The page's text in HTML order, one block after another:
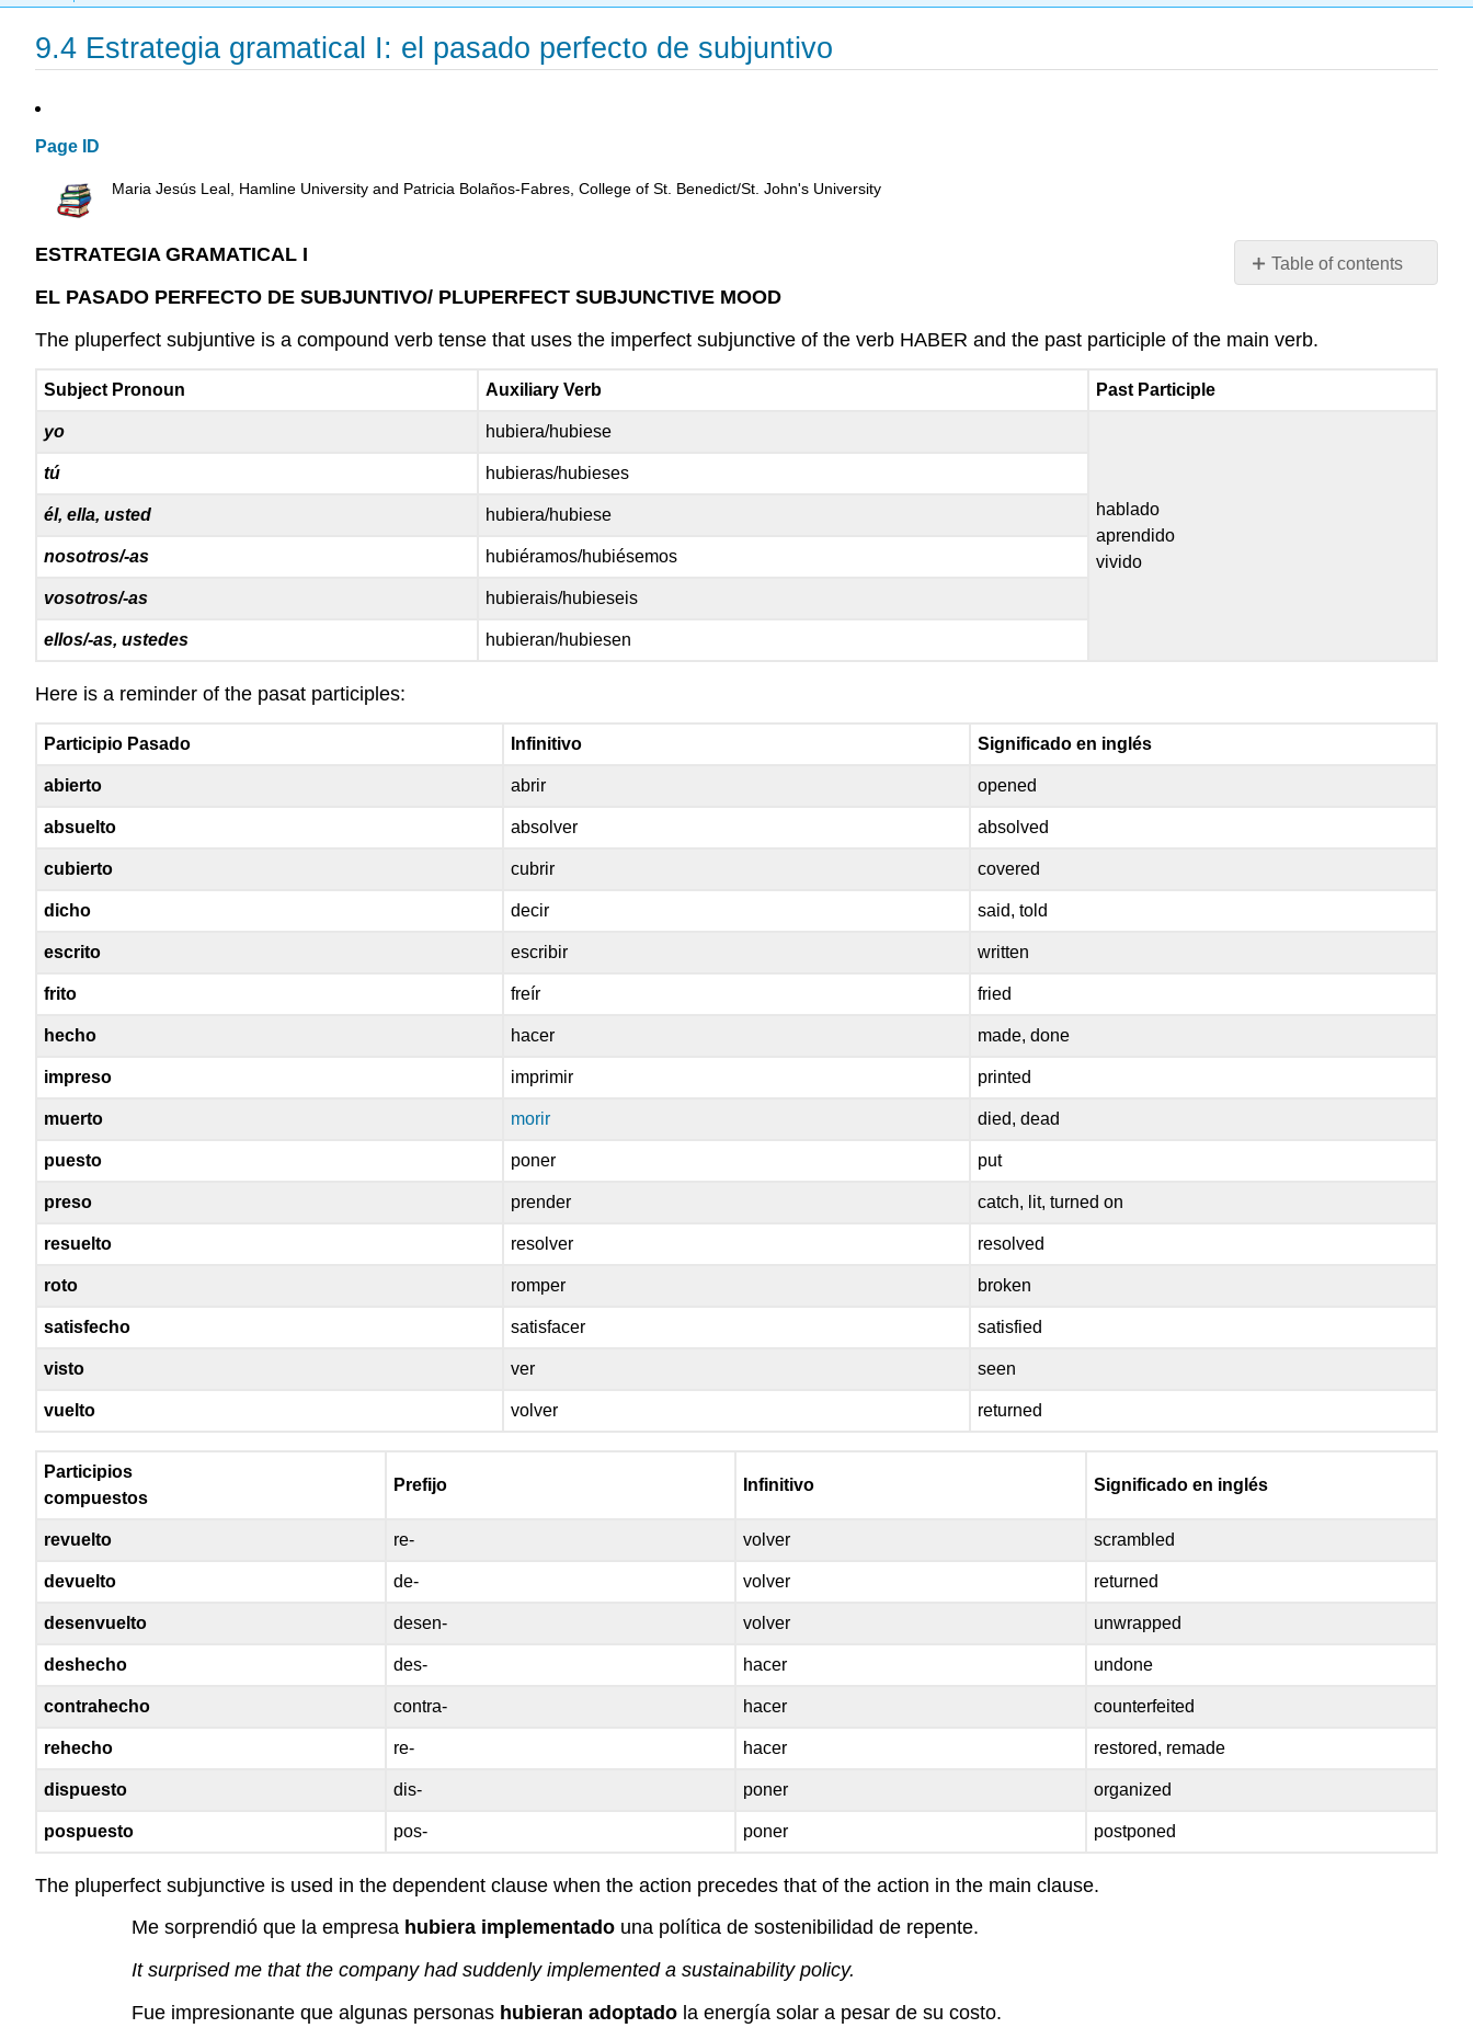
9.4 Estrategia gramatical I: el pasado perfecto de subjuntivo
Page ID
Maria Jesús Leal, Hamline University and Patricia Bolaños-Fabres, College of St. Benedict/St. John's University
Table of contents
No
ESTRATEGIA GRAMATICAL I
EL PASADO PERFECTO DE SUBJUNTIVO/ PLUPERFECT SUBJUNCTIVE MOOD
The pluperfect subjuntive is a compound verb tense that uses the imperfect subjunctive of the verb HABER and the past participle of the main verb.
Subject Pronoun Auxiliary Verb Past Participle
yo hubiera/hubiese
hablado
aprendido
vivido
tú hubieras/hubieses
él, ella, usted hubiera/hubiese
nosotros/-as hubiéramos/hubiésemos
vosotros/-as hubierais/hubieseis
ellos/-as, ustedes hubieran/hubiesen
Here is a reminder of the pasat participles:
Participio Pasado Infinitivo Significado en inglés
abierto abrir opened
absuelto absolver absolved
cubierto cubrir covered
dicho decir said, told
escrito escribir written
frito freír fried
hecho hacer made, done
impreso imprimir printed
muerto morir died, dead
puesto poner put
preso prender catch, lit, turned on
resuelto resolver resolved
roto romper broken
satisfecho satisfacer satisfied
visto ver seen
vuelto volver returned
Participios
compuestos
Prefijo Infinitivo Significado en inglés
revuelto re- volver scrambled
devuelto de- volver returned
desenvuelto desen- volver unwrapped
deshecho des- hacer undone
contrahecho contra- hacer counterfeited
rehecho re- hacer restored, remade
dispuesto dis- poner organized
pospuesto pos- poner postponed
The pluperfect subjunctive is used in the dependent clause when the action precedes that of the action in the main clause.
Me sorprendió que la empresa hubiera implementado una política de sostenibilidad de repente.
It surprised me that the company had suddenly implemented a sustainability policy.
Fue impresionante que algunas personas hubieran adoptado la energía solar a pesar de su costo.